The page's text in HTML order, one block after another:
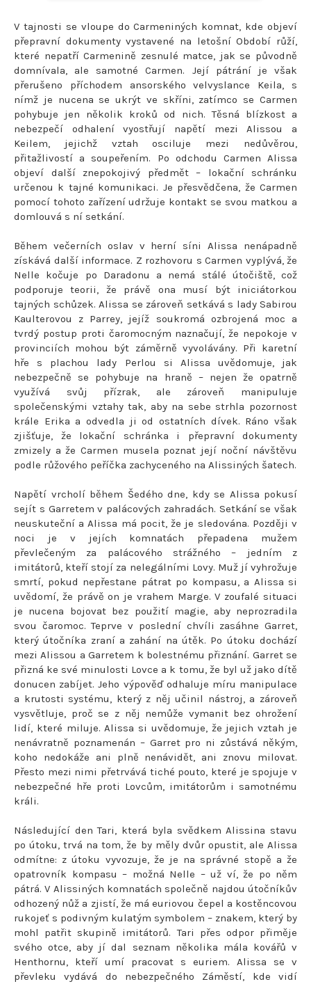
V tajnosti se vloupe do Carmeniných komnat, kde objeví
přepravní dokumenty vystavené na letošní Období růží,
které nepatří Carmenině zesnulé matce, jak se původně
domnívala, ale samotné Carmen. Její pátrání je však
přerušeno příchodem ansorského velvyslance Keila, s
nímž je nucena se ukrýt ve skříni, zatímco se Carmen
pohybuje jen několik kroků od nich. Těsná blízkost a
nebezpečí odhalení vyostřují napětí mezi Alissou a
Keilem, jejichž vztah osciluje mezi nedůvěrou,
přitažlivostí a soupeřením. Po odchodu Carmen Alissa
objeví další znepokojivý předmět – lokační schránku
určenou k tajné komunikaci. Je přesvědčena, že Carmen
pomocí tohoto zařízení udržuje kontakt se svou matkou a
domlouvá s ní setkání.
Během večerních oslav v herní síni Alissa nenápadně
získává další informace. Z rozhovoru s Carmen vyplývá, že
Nelle kočuje po Daradonu a nemá stálé útočiště, což
podporuje teorii, že právě ona musí být iniciátorkou
tajných schůzek. Alissa se zároveň setkává s lady Sabirou
Kaulterovou z Parrey, jejíž soukromá ozbrojená moc a
tvrdý postup proti čaromocným naznačují, že nepokoje v
provinciích mohou být záměrně vyvolávány. Při karetní
hře s plachou lady Perlou si Alissa uvědomuje, jak
nebezpečně se pohybuje na hraně – nejen že opatrně
využívá svůj přízrak, ale zároveň manipuluje
společenskými vztahy tak, aby na sebe strhla pozornost
krále Erika a odvedla ji od ostatních dívek. Ráno však
zjišťuje, že lokační schránka i přepravní dokumenty
zmizely a že Carmen musela poznat její noční návštěvu
podle růžového peříčka zachyceného na Alissiných šatech.
Napětí vrcholí během Šedého dne, kdy se Alissa pokusí
sejít s Garretem v palácových zahradách. Setkání se však
neuskuteční a Alissa má pocit, že je sledována. Později v
noci je v jejích komnatách přepadena mužem
převlečeným za palácového strážného – jedním z
imitátorů, kteří stojí za nelegálními Lovy. Muž jí vyhrožuje
smrtí, pokud nepřestane pátrat po kompasu, a Alissa si
uvědomí, že právě on je vrahem Marge. V zoufalé situaci
je nucena bojovat bez použití magie, aby neprozradila
svou čaromoc. Teprve v poslední chvíli zasáhne Garret,
který útočníka zraní a zahání na útěk. Po útoku dochází
mezi Alissou a Garretem k bolestnému přiznání. Garret se
přizná ke své minulosti Lovce a k tomu, že byl už jako dítě
donucen zabíjet. Jeho výpověď odhaluje míru manipulace
a krutosti systému, který z něj učinil nástroj, a zároveň
vysvětluje, proč se z něj nemůže vymanit bez ohrožení
lidí, které miluje. Alissa si uvědomuje, že jejich vztah je
nenávratně poznamenán – Garret pro ni zůstává někým,
koho nedokáže ani plně nenávidět, ani znovu milovat.
Přesto mezi nimi přetrvává tiché pouto, které je spojuje v
nebezpečné hře proti Lovcům, imitátorům i samotnému
králi.
Následující den Tari, která byla svědkem Alissina stavu
po útoku, trvá na tom, že by měly dvůr opustit, ale Alissa
odmítne: z útoku vyvozuje, že je na správné stopě a že
opatrovník kompasu – možná Nelle – už ví, že po něm
pátrá. V Alissiných komnatách společně najdou útočníkův
odhozený nůž a zjistí, že má euriovou čepel a kostěncovou
rukojeť s podivným kulatým symbolem – znakem, který by
mohl patřit skupině imitátorů. Tari přes odpor přiměje
svého otce, aby jí dal seznam několika mála kovářů v
Henthornu, kteří umí pracovat s euriem. Alissa se v
převleku vydává do nebezpečného Záměstí, kde vidí